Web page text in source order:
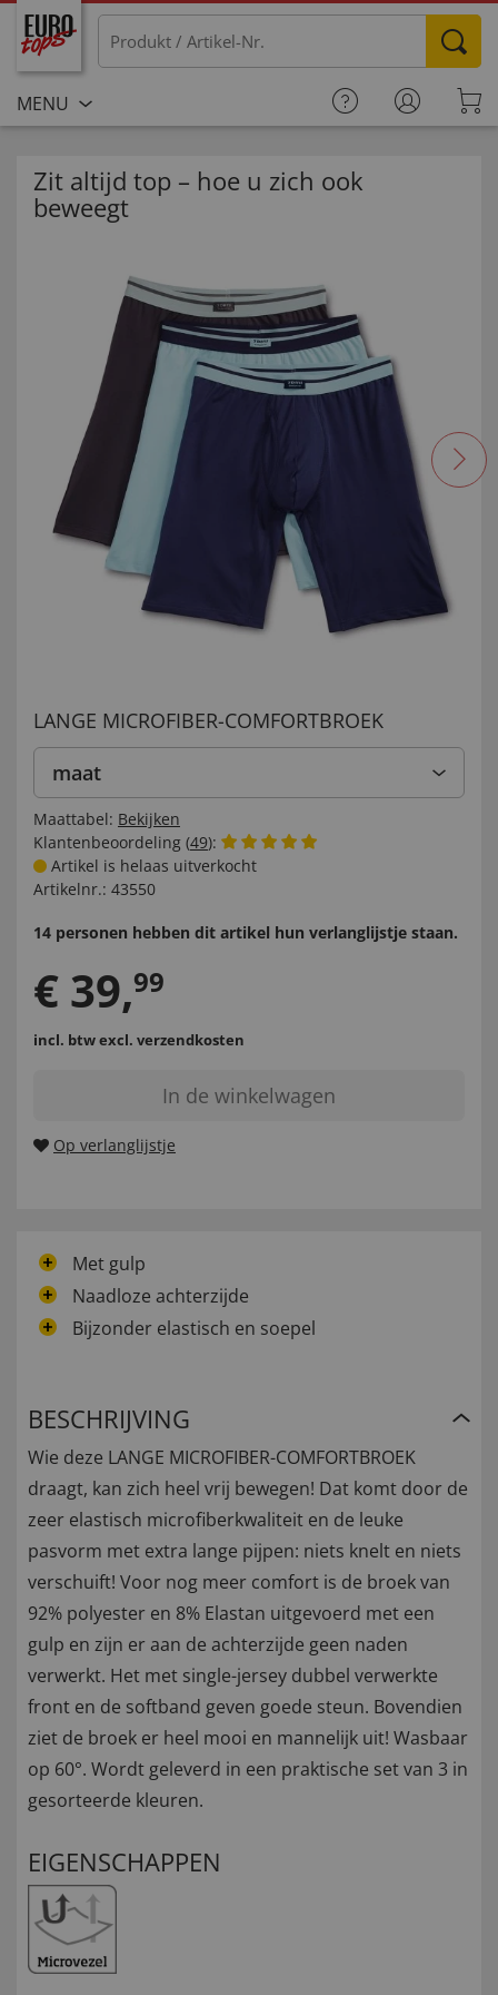
MENU
Zit altijd top – hoe u zich ook
beweegt
LANGE MICROFIBER-COMFORTBROEK
maat
Maattabel: Bekijken
Klantenbeoordeling (49):
Artikel is helaas uitverkocht
Artikelnr.: 43550
14 personen hebben dit artikel hun verlanglijstje staan.
€ 39,99
incl. btwexcl. verzendkosten
In de winkelwagen
Op verlanglijstje
Met gulp
Naadloze achterzijde
Bijzonder elastisch en soepel
BESCHRIJVING
Wie deze LANGE MICROFIBER-COMFORTBROEK
draagt, kan zich heel vrij bewegen! Dat komt door de
zeer elastisch microfiberkwaliteit en de leuke
pasvorm met extra lange pijpen: niets knelt en niets
verschuift! Voor nog meer comfort is de broek van
92% polyester en 8% Elastan uitgevoerd met een
gulp en zijn er aan de achterzijde geen naden
verwerkt. Het met single-jersey dubbel verwerkte
front en de softband geven goede steun. Bovendien
ziet de broek er heel mooi en mannelijk uit! Wasbaar
op 60°. Wordt geleverd in een praktische set van 3 in
gesorteerde kleuren.
EIGENSCHAPPEN